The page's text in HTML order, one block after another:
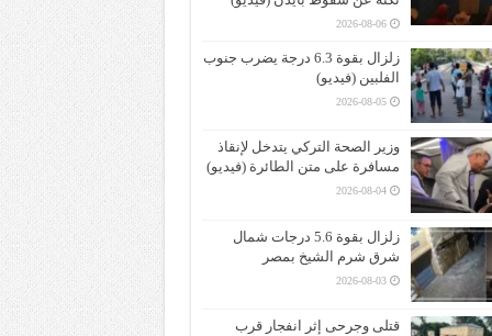
2026-08-06
زلزال بقوة 6.3 درجة يضرب جنوب
الفلبين (فيديو)
2026-08-05
وزير الصحة التركي يتدخل لإنقاذ
مسافرة على متن الطائرة (فيديو)
2026-08-04
زلزال بقوة 5.6 درجات شمال
شرق شرم الشيخ بمصر
2026-08-03
قتلى وجرحى إثر انفجار قرب